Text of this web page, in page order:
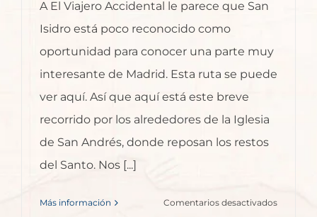
A El Viajero Accidental le parece que San
Isidro está poco reconocido como
oportunidad para conocer una parte muy
interesante de Madrid. Esta ruta se puede
ver aquí. Así que aquí está este breve
recorrido por los alrededores de la Iglesia
de San Andrés, donde reposan los restos
del Santo. Nos [...]
Más información Comentarios desactivadosen